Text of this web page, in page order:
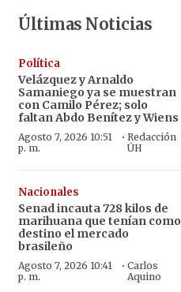
Últimas Noticias
Política
Velázquez y Arnaldo
Samaniego ya se muestran
con Camilo Pérez; solo
faltan Abdo Benítez y Wiens
Agosto 7, 2026 10:51
p. m.
·Redacción
ÚH
Nacionales
Senad incauta 728 kilos de
marihuana que tenían como
destino el mercado
brasileño
Agosto 7, 2026 10:41
p. m.
· Carlos
Aquino